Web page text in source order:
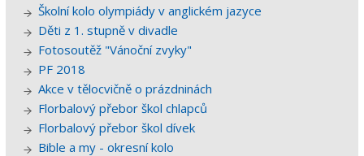
Školní kolo olympiády v anglickém jazyce
Děti z 1. stupně v divadle
Fotosoutěž "Vánoční zvyky"
PF 2018
Akce v tělocvičně o prázdninách
Florbalový přebor škol chlapců
Florbalový přebor škol dívek
Bible a my - okresní kolo